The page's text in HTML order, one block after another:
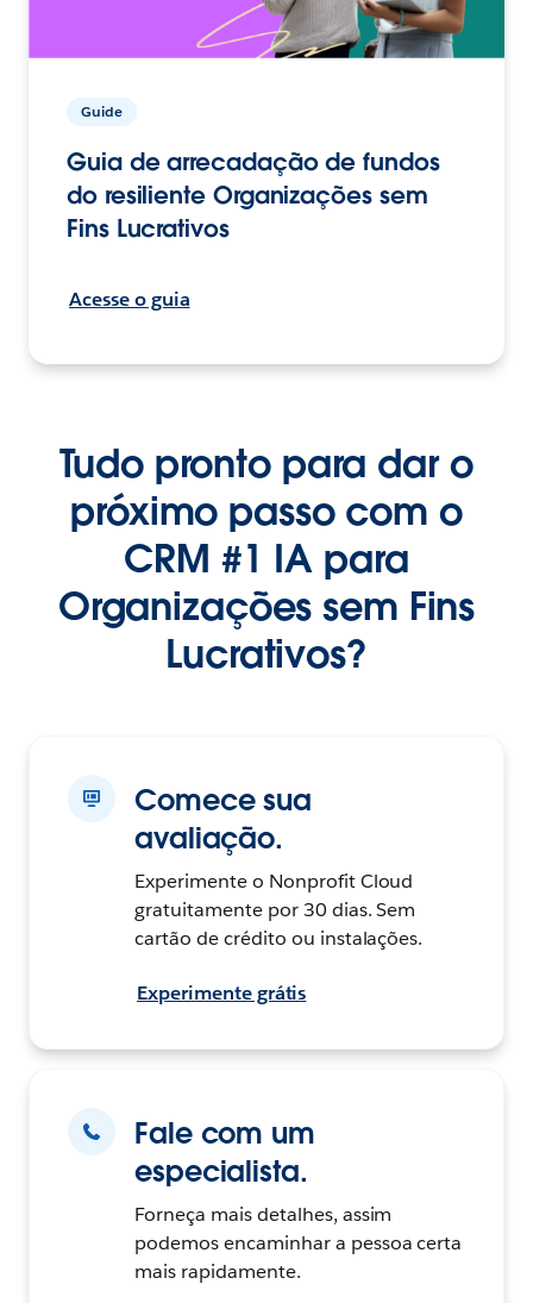
Guide
Guia de arrecadação de fundos
do resiliente Organizações sem
Fins Lucrativos
Acesse o guia
Tudo pronto para dar o
próximo passo com o
CRM #1 IA para
Organizações sem Fins
Lucrativos?
Comece sua
avaliação.
Experimente o Nonprofit Cloud
gratuitamente por 30 dias. Sem
cartão de crédito ou instalações.
Experimente grátis
Fale com um
especialista.
Forneça mais detalhes, assim
podemos encaminhar a pessoa certa
mais rapidamente.